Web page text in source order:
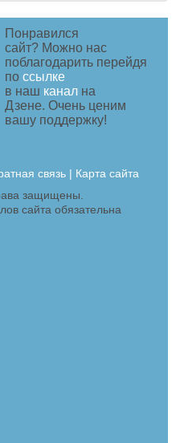
Понравился
сайт? Можно нас
поблагодарить перейдя
по ссылке
в наш канал на
Дзене. Очень ценим
вашу поддержку!
связь | Карта сайта
защищены.
сайта обязательна